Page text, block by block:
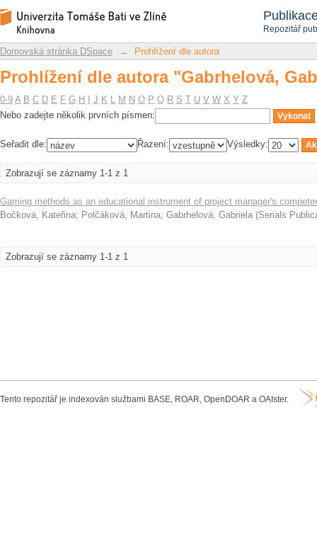
Repozitář
Prohlížení dle autora "Gabrhelová,
Repozitář DSpace/Manakin
Domovská stránka DSpace → Prohlížení dle autora
Prohlížení dle autora "Gabrhelová,
0-9 A B C D E F G H J K L M N O P Q R S T U V W X Y Z
Nebo zadejte několik prvních písmen:
Seřadit dle: Řazení: Výsledky:
Zobrazují se záznamy 1-1 z 1
Gaming methods as an educational instrument of project manager's
Bočková, Kateřina; Polčáková, Martina; Gabrhelová, Gabriela (Serials
Zobrazují se záznamy 1-1 z 1
Tento repozitář je indexován službami BASE, ROAR, OpenDOAR a OAIster.